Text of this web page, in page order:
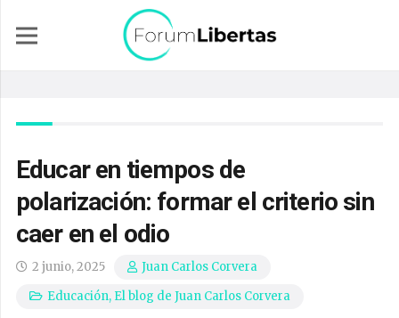
Educar en tiempos de
polarización: formar el criterio sin
caer en el odio
2 junio, 2025
Juan Carlos Corvera
Educación, El blog de Juan Carlos Corvera